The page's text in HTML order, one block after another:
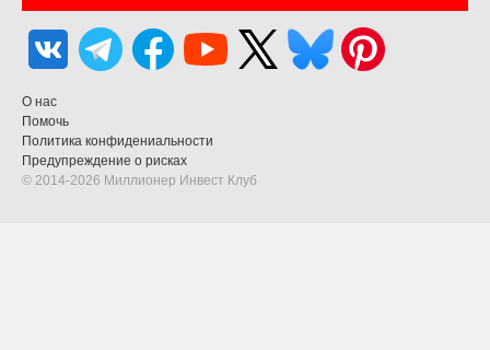
О нас
Помочь
Политика конфидениальности
Предупреждение о рисках
© 2014-2026 Миллионер Инвест Клуб